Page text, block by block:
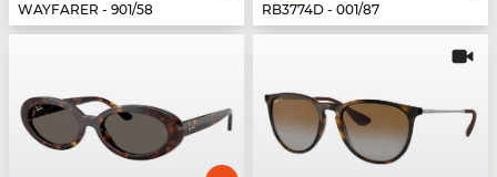
WAYFARER - 901/58
RB3774D - 001/87